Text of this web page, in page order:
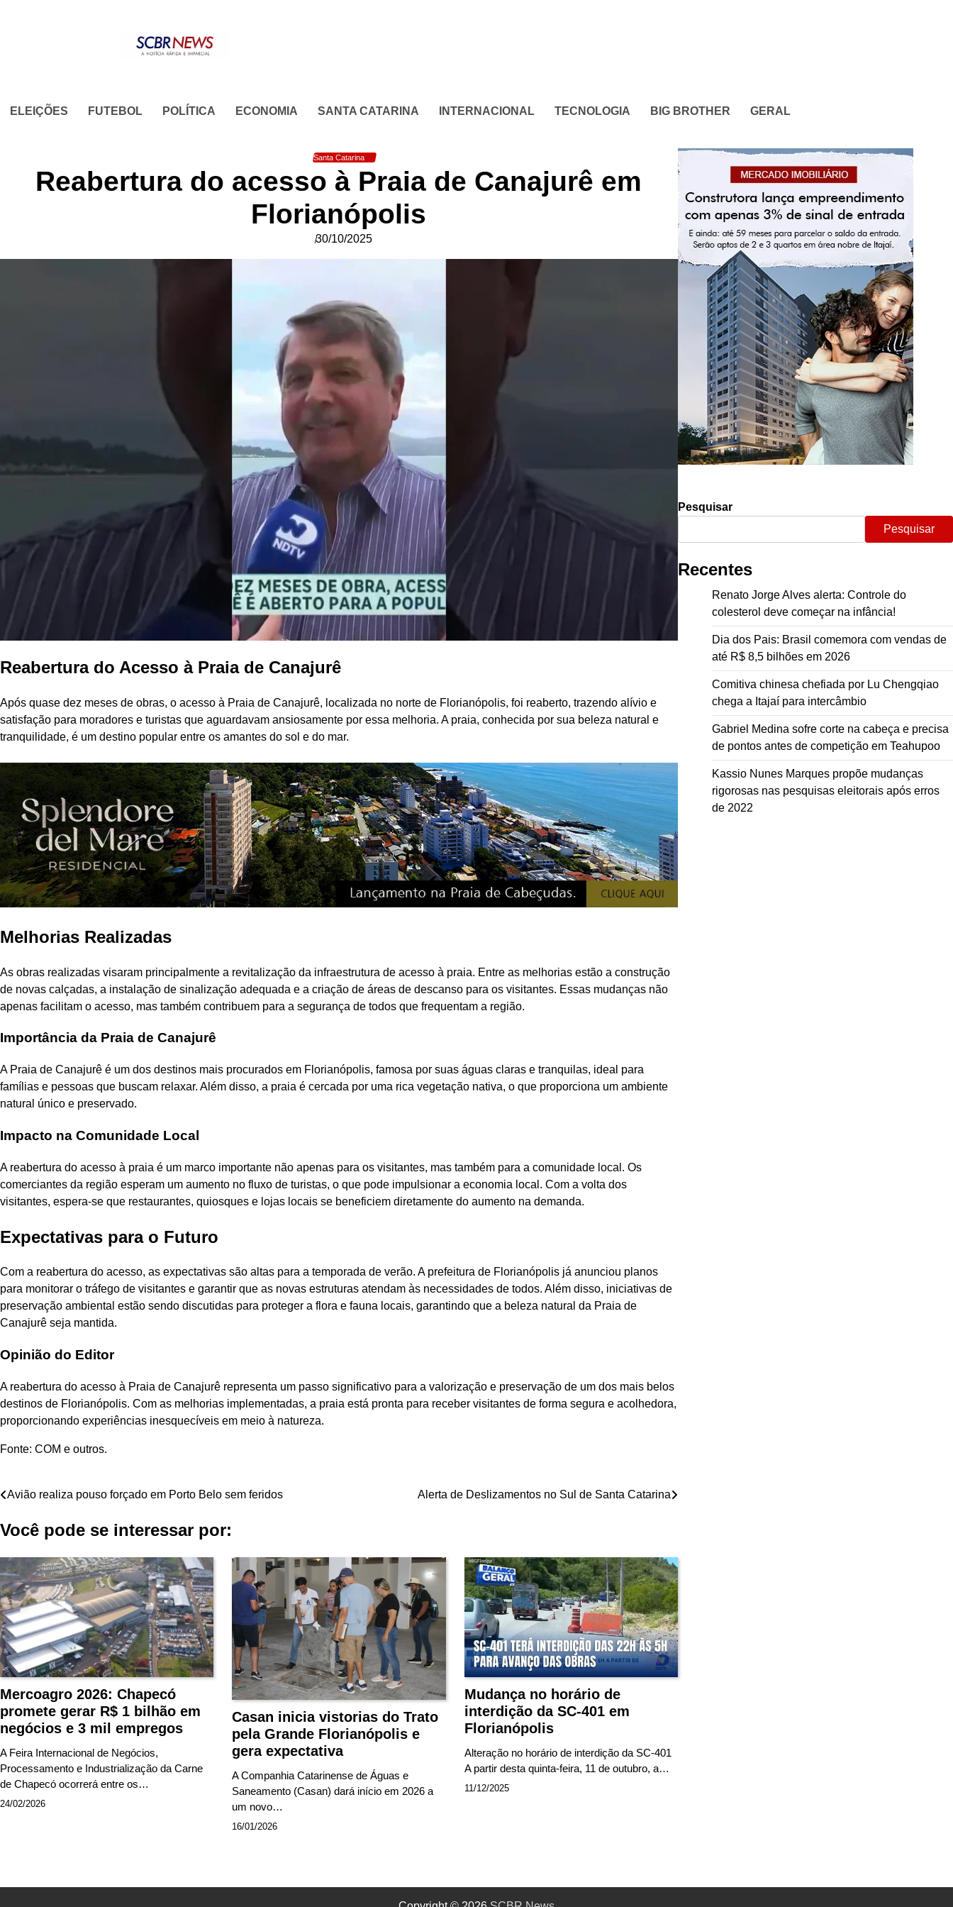
ELEIÇÕES FUTEBOL POLÍTICA ECONOMIA SANTA CATARINA INTERNACIONAL TECNOLOGIA BIG BROTHER GERAL
Santa Catarina
Reabertura do acesso à Praia de Canajurê em
Florianópolis
30/10/2025
Reabertura do Acesso à Praia de Canajurê
Após quase dez meses de obras, o acesso à Praia de Canajurê, localizada no norte de Florianópolis, foi reaberto, trazendo alívio e
satisfação para moradores e turistas que aguardavam ansiosamente por essa melhoria. A praia, conhecida por sua beleza natural e
tranquilidade, é um destino popular entre os amantes do sol e do mar.
Melhorias Realizadas
As obras realizadas visaram principalmente a revitalização da infraestrutura de acesso à praia. Entre as melhorias estão a construção
de novas calçadas, a instalação de sinalização adequada e a criação de áreas de descanso para os visitantes. Essas mudanças não
apenas facilitam o acesso, mas também contribuem para a segurança de todos que frequentam a região.
Importância da Praia de Canajurê
A Praia de Canajurê é um dos destinos mais procurados em Florianópolis, famosa por suas águas claras e tranquilas, ideal para
famílias e pessoas que buscam relaxar. Além disso, a praia é cercada por uma rica vegetação nativa, o que proporciona um ambiente
natural único e preservado.
Impacto na Comunidade Local
A reabertura do acesso à praia é um marco importante não apenas para os visitantes, mas também para a comunidade local. Os
comerciantes da região esperam um aumento no fluxo de turistas, o que pode impulsionar a economia local. Com a volta dos
visitantes, espera-se que restaurantes, quiosques e lojas locais se beneficiem diretamente do aumento na demanda.
Expectativas para o Futuro
Com a reabertura do acesso, as expectativas são altas para a temporada de verão. A prefeitura de Florianópolis já anunciou planos
para monitorar o tráfego de visitantes e garantir que as novas estruturas atendam às necessidades de todos. Além disso, iniciativas de
preservação ambiental estão sendo discutidas para proteger a flora e fauna locais, garantindo que a beleza natural da Praia de
Canajurê seja mantida.
Opinião do Editor
A reabertura do acesso à Praia de Canajurê representa um passo significativo para a valorização e preservação de um dos mais belos
destinos de Florianópolis. Com as melhorias implementadas, a praia está pronta para receber visitantes de forma segura e acolhedora,
proporcionando experiências inesquecíveis em meio à natureza.
Fonte: COM e outros.
Navegação
de
Avião realiza pouso forçado em Porto Belo sem feridos Alerta de Deslizamentos no Sul de Santa Catarina
Você pode se interessar por:
Mercoagro 2026: Chapecó
promete gerar R$ 1 bilhão em
negócios e 3 mil empregos
A Feira Internacional de Negócios,
Processamento e Industrialização da Carne
de Chapecó ocorrerá entre os…
24/02/2026
Casan inicia vistorias do Trato
pela Grande Florianópolis e
gera expectativa
A Companhia Catarinense de Águas e
Saneamento (Casan) dará início em 2026 a
um novo…
16/01/2026
Mudança no horário de
interdição da SC-401 em
Florianópolis
Alteração no horário de interdição da SC-401
A partir desta quinta-feira, 11 de outubro, a…
11/12/2025
Pesquisar
Pesquisar
Recentes
Renato Jorge Alves alerta: Controle do
colesterol deve começar na infância!
Dia dos Pais: Brasil comemora com vendas de
até R$ 8,5 bilhões em 2026
Comitiva chinesa chefiada por Lu Chengqiao
chega a Itajaí para intercâmbio
Gabriel Medina sofre corte na cabeça e precisa
de pontos antes de competição em Teahupoo
Kassio Nunes Marques propõe mudanças
rigorosas nas pesquisas eleitorais após erros
de 2022